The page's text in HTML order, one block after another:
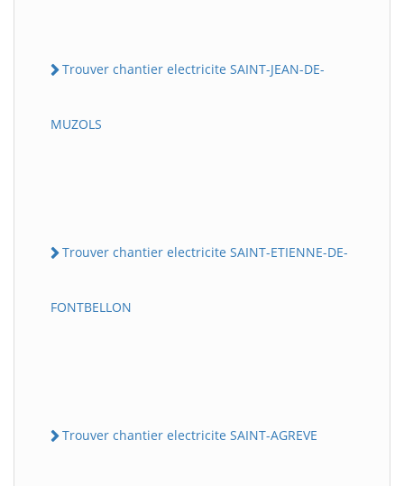
Trouver chantier electricite SAINT-JEAN-DE-
MUZOLS
Trouver chantier electricite SAINT-ETIENNE-DE-
FONTBELLON
Trouver chantier electricite SAINT-AGREVE